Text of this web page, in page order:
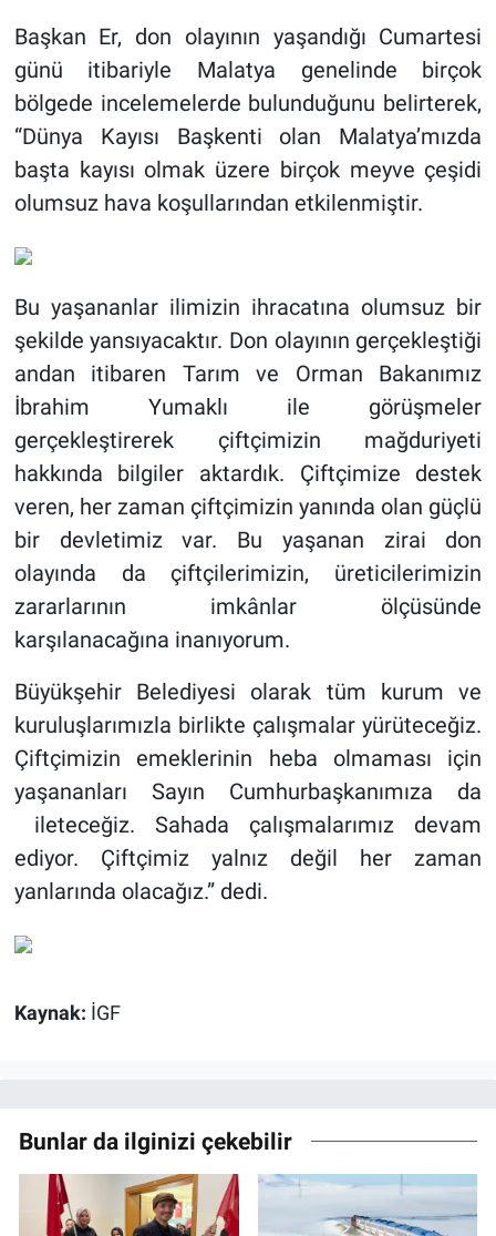
Başkan Er, don olayının yaşandığı Cumartesi
günü itibariyle Malatya genelinde birçok
bölgede incelemelerde bulunduğunu belirterek,
“Dünya Kayısı Başkenti olan Malatya’mızda
başta kayısı olmak üzere birçok meyve çeşidi
olumsuz hava koşullarından etkilenmiştir.
Bu yaşananlar ilimizin ihracatına olumsuz bir
şekilde yansıyacaktır. Don olayının gerçekleştiği
andan itibaren Tarım ve Orman Bakanımız
İbrahim Yumaklı ile görüşmeler
gerçekleştirerek çiftçimizin mağduriyeti
hakkında bilgiler aktardık. Çiftçimize destek
veren, her zaman çiftçimizin yanında olan güçlü
bir devletimiz var. Bu yaşanan zirai don
olayında da çiftçilerimizin, üreticilerimizin
zararlarının imkânlar ölçüsünde
karşılanacağına inanıyorum.
Büyükşehir Belediyesi olarak tüm kurum ve
kuruluşlarımızla birlikte çalışmalar yürüteceğiz.
Çiftçimizin emeklerinin heba olmaması için
yaşananları Sayın Cumhurbaşkanımıza da
ileteceğiz. Sahada çalışmalarımız devam
ediyor. Çiftçimiz yalnız değil her zaman
yanlarında olacağız.” dedi.
Kaynak: İGF
Bunlar da ilginizi çekebilir